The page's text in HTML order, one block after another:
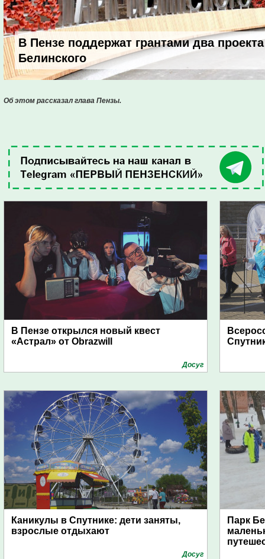
В Пензе поддержат грантами два
Белинского
Об этом рассказал глава Пензы.
В Пензе открылся новый квест
«Астрал» от Obrazwill
Досуг
Каникулы в Спутнике: дети заняты,
взрослые отдыхают
Досуг
Парк